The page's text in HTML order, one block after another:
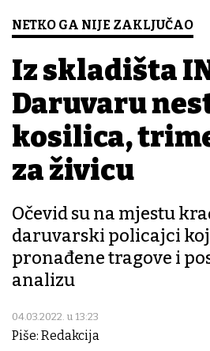
NETKO GA NIJE ZAKLJUČAO
Iz skladišta
Daruvaru
kosilica,
za živicu
Očevid su na mjestu
daruvarski policajci
pronađene tragove i
analizu
04.03.2022. u 13:23
Piše: Redakcija